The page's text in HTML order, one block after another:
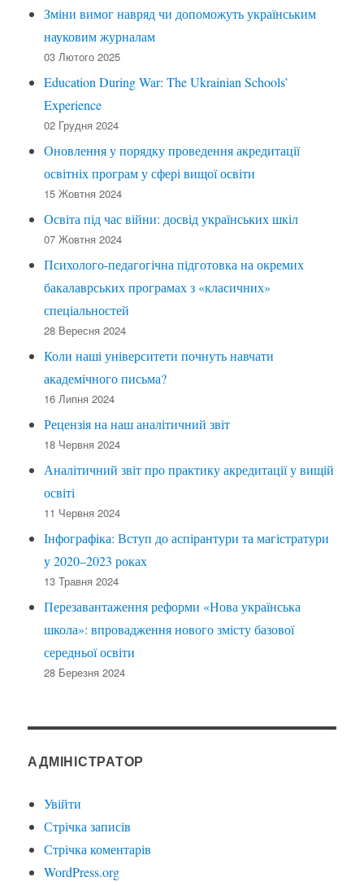
Зміни вимог навряд чи допоможуть українським
науковим журналам
03 Лютого 2025
Education During War: The Ukrainian Schools’
Experience
02 Грудня 2024
Оновлення у порядку проведення акредитації
освітніх програм у сфері вищої освіти
15 Жовтня 2024
Освіта під час війни: досвід українських шкіл
07 Жовтня 2024
Психолого-педагогічна підготовка на окремих
бакалаврських програмах з «класичних»
спеціальностей
28 Вересня 2024
Коли наші університети почнуть навчати
академічного письма?
16 Липня 2024
Рецензія на наш аналітичний звіт
18 Червня 2024
Аналітичний звіт про практику акредитації у вищій
освіті
11 Червня 2024
Інфографіка: Вступ до аспірантури та магістратури
у 2020–2023 роках
13 Травня 2024
Перезавантаження реформи «Нова українська
школа»: впровадження нового змісту базової
середньої освіти
28 Березня 2024
АДМІНІСТРАТОР
Увійти
Стрічка записів
Стрічка коментарів
WordPress.org